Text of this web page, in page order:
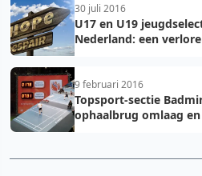
30 juli 2016
U17 en U19
Nederland: een
9 februari 2016
Topsport-sectie
ophaalbrug omlaag